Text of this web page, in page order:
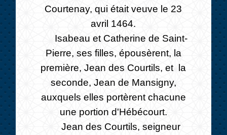
Courtenay, qui était veuve le 23
avril 1464.
Isabeau et Catherine de Saint-
Pierre, ses filles, épousèrent, la
première, Jean des Courtils, et la
seconde, Jean de Mansigny,
auxquels elles portèrent chacune
une portion d'Hébécourt.
Jean des Courtils, seigneur